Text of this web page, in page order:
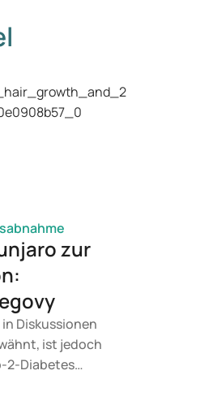
zur
Diskussionen
ist jedoch
2-Diabetes
Therapie zur